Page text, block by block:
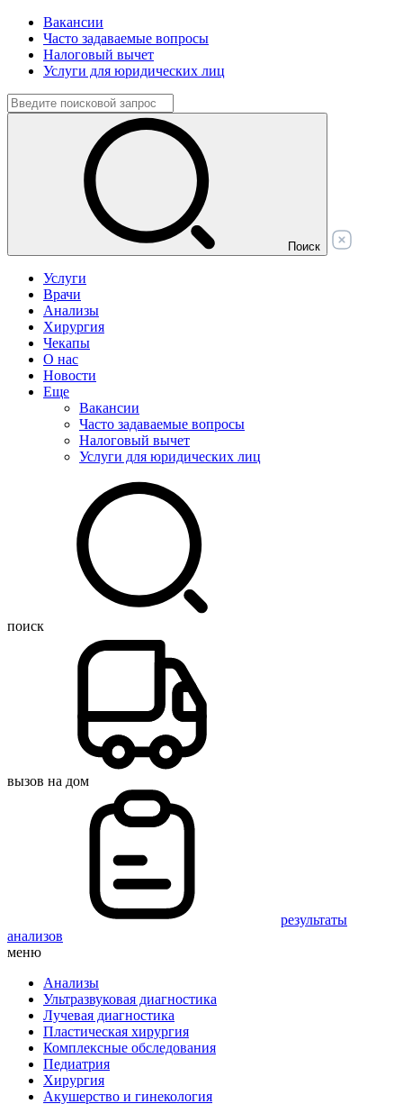
Вакансии
Часто задаваемые вопросы
Налоговый вычет
Услуги для юридических лиц
Поиск
Услуги
Врачи
Анализы
Хирургия
Чекапы
О нас
Новости
Еще
Вакансии
Часто задаваемые вопросы
Налоговый вычет
Услуги для юридических лиц
поиск
вызов на дом
результаты
анализов
меню
Анализы
Ультразвуковая диагностика
Лучевая диагностика
Пластическая хирургия
Комплексные обследования
Педиатрия
Хирургия
Акушерство и гинекология